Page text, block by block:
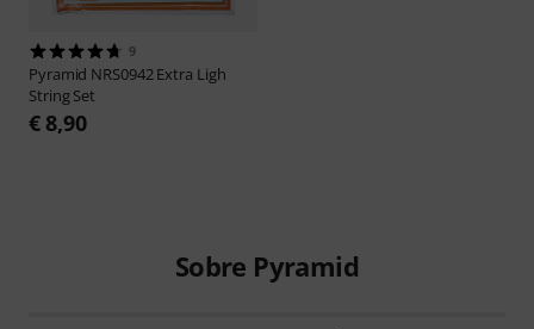
9
Pyramid NRS0942 Extra Ligh
String Set
€ 8,90
Sobre Pyramid